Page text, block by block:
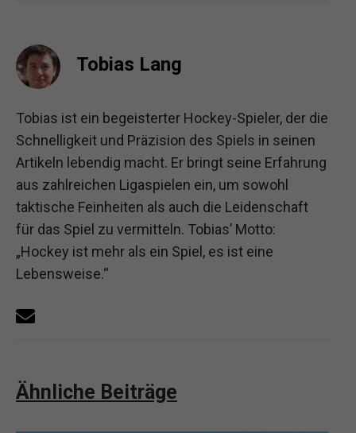
Tobias Lang
Tobias ist ein begeisterter Hockey-Spieler, der die
Schnelligkeit und Präzision des Spiels in seinen
Artikeln lebendig macht. Er bringt seine Erfahrung
aus zahlreichen Ligaspielen ein, um sowohl
taktische Feinheiten als auch die Leidenschaft
für das Spiel zu vermitteln. Tobias’ Motto:
„Hockey ist mehr als ein Spiel, es ist eine
Lebensweise.“
Ähnliche Beiträge